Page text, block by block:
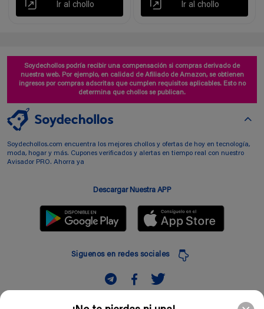
Ir al chollo Ir al chollo
Soydechollos podría recibir una compensación si compras derivado de
nuestra web. Por ejemplo, en calidad de Afiliado de Amazon, se obtienen
ingresos por compras adscritas que cumplen requisitos aplicables. Esto no
determina que chollos se publican.
Soydechollos.com encuentra los mejores chollos y ofertas de hoy en tecnología,
moda, hogar y más. Cupones verificados y alertas en tiempo real con nuestro
Avisador PRO. Ahorra ya
Descargar Nuestra APP
Siguenos en redes sociales
Suscribir